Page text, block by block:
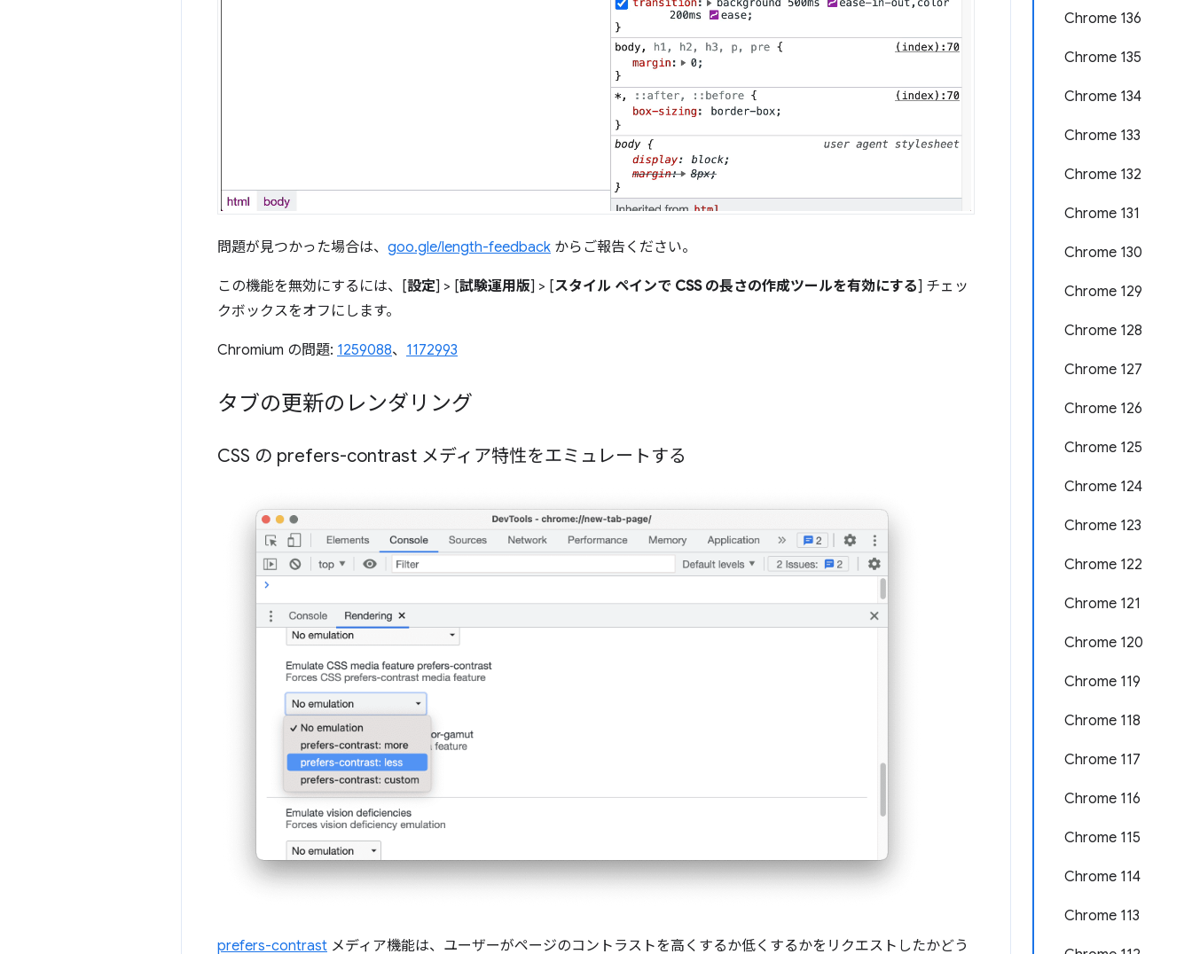
Chrome 136
Chrome 135
Chrome 134
Chrome 133
Chrome 132
Chrome 131
Chrome 130
Chrome 129
Chrome 128
Chrome 127
Chrome 126
Chrome 125
Chrome 124
Chrome 123
Chrome 122
Chrome 121
Chrome 120
Chrome 119
Chrome 118
Chrome 117
Chrome 116
Chrome 115
Chrome 114
Chrome 113
問題が見つかった場合は、 goo.gle/length-feedback からご報告ください。
この機能を無効にするには、[設定] > [試験運用版] > [スタイル ペインで CSS の長さの作成ツールを有効にする] チェッ
クボックスをオフにします。
Chromium の問題: 1259088、 1172993
タブの更新のレンダリング
CSS の prefers-contrast メディア特性をエミュレートする
prefers-contrast メディア機能は、ユーザーがページのコントラストを高くするか低くするかをリクエストしたかどう